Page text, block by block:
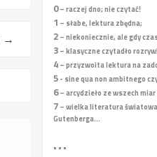
→
0– raczej dno; nie czytać!
1 – słabe, lektura zbędna;
2– niekoniecznie, ale gdy
3– klasyczne czytadło
4– przyzwoita lektura na
5- sine qua non ambitnego
6– arcydzieło ze wszech
7– wielka literatura
Gutenberga...
• • •